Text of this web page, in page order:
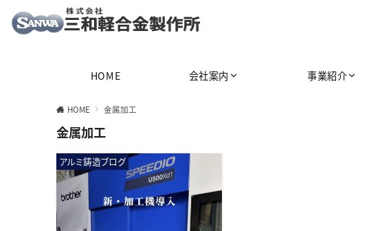
HOME 会社案内 事業紹介
HOME 金属加工
金属加工
アルミ鋳造ブログ